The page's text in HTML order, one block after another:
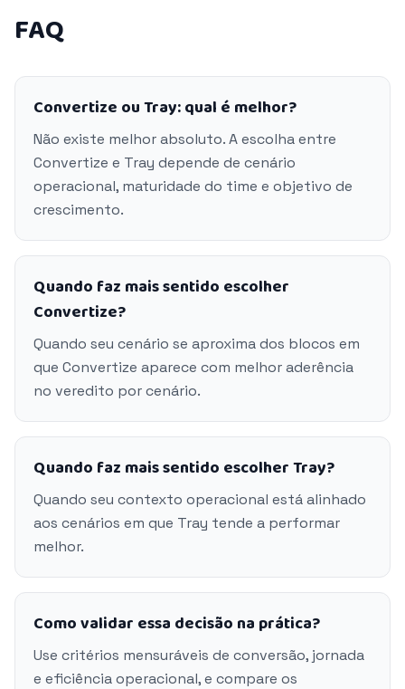
FAQ
Convertize ou Tray: qual é melhor?
Não existe melhor absoluto. A escolha entre
Convertize e Tray depende de cenário
operacional, maturidade do time e objetivo de
crescimento.
Quando faz mais sentido escolher
Convertize?
Quando seu cenário se aproxima dos blocos em
que Convertize aparece com melhor aderência
no veredito por cenário.
Quando faz mais sentido escolher Tray?
Quando seu contexto operacional está alinhado
aos cenários em que Tray tende a performar
melhor.
Como validar essa decisão na prática?
Use critérios mensuráveis de conversão, jornada
e eficiência operacional, e compare os